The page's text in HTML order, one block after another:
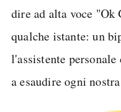
dire ad alta voce "Ok
qualche istante: un
l'assistente
a esaudire ogni